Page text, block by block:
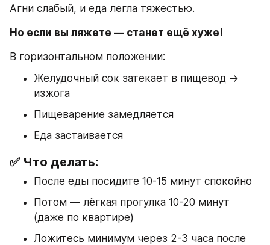
Агни слабый, и еда легла тяжестью.
Но если вы ляжете — станет ещё хуже!
В горизонтальном положении:
Желудочный сок затекает в пищевод →
изжога
Пищеварение замедляется
Еда застаивается
✅ Что делать:
После еды посидите 10-15 минут спокойно
Потом — лёгкая прогулка 10-20 минут
(даже по квартире)
Ложитесь минимум через 2-3 часа после